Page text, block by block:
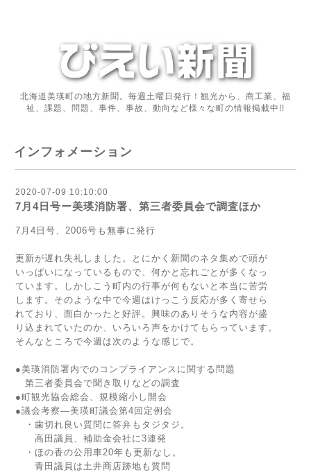
北海道美瑛町の地方新聞。毎週土曜日発行！観光から、商工業、福
祉、課題、問題、事件、事故、動向など様々な町の情報掲載中!!
インフォメーション
2020-07-09 10:10:00
7月4日号ー美瑛消防署、第三者委員会で調査ほか
7月4日号、2006号も無事に発行
更新が遅れ失礼しました。とにかく新聞のネタ集めで頭が
いっぱいになっているもので、何かと忘れごとが多くなっ
ています。しかしこう町内の行事が何もないと本当に苦労
します。そのような中で今週はけっこう反応が多く寄せら
れており、面白かったと好評。興味のありそうな内容が盛
り込まれていたのか、いろいろ声をかけてもらっています。
そんなところで今週は次のような感じで。
●美瑛消防署内でのコンプライアンスに関する問題
第三者委員会で聞き取りなどの調査
●町観光協会総会、規模縮小し開会
●議会考察―美瑛町議会第4回定例会
・歯切れ良い質問に答弁もタジタジ。
高田議員、補助金会社に3連発
・ほの香の公用車20年も更新なし。
青田議員は土井商店跡地も質問